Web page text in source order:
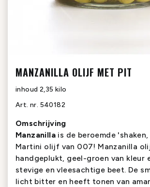
MANZANILLA OLIJF MET PIT
inhoud 2,35 kilo
Art. nr. 540182
Omschrijving
Manzanilla is de beroemde
Martini olijf van 007! Manzanilla
handgeplukt, geel-groen van kleur
stevige en vleesachtige beet. De
licht bitter en heeft tonen van